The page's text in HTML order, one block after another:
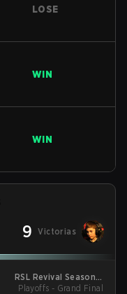
LOSE
WIN
WIN
9 Victorias
RSL Revival Season 5
2026
Playoffs - Grand Final